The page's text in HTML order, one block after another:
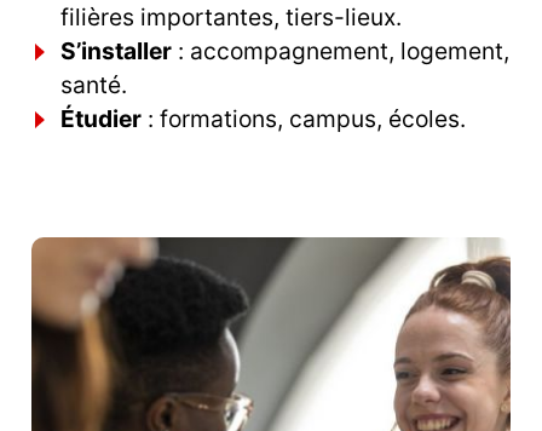
filières importantes, tiers-lieux.
S’installer : accompagnement, logement,
santé.
Étudier : formations, campus, écoles.